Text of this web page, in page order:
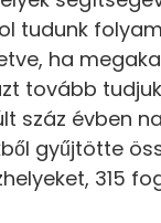
tudunk
ha
tovább
száz évben
gyűjtötte
315